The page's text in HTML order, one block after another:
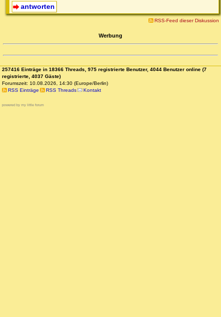
antworten
RSS-Feed dieser Diskussion
Werbung
257416 Einträge in 18366 Threads, 975 registrierte Benutzer, 4044 Benutzer online (7
registrierte, 4037 Gäste)
Forumszeit: 10.08.2026, 14:30 (Europe/Berlin)
RSS Einträge
RSS Threads Kontakt
powered by my little forum